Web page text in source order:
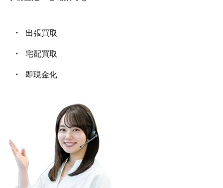
出張買取
宅配買取
即現金化